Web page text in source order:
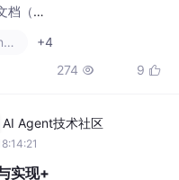
（论
，支持
料的
文档
+4
274  9 
AI Agent技术社区
实现+